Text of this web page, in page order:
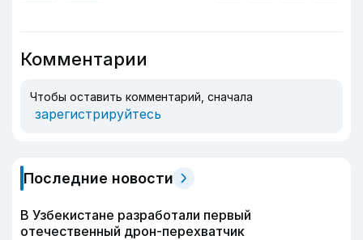
Комментарии
Чтобы оставить комментарий, сначала
зарегистрируйтесь
Последние новости
В Узбекистане разработали первый
отечественный дрон-перехватчик